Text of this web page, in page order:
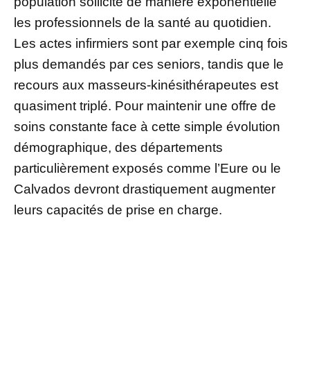
les professionnels de la santé au quotidien.
Les actes infirmiers sont par exemple cinq fois
plus demandés par ces seniors, tandis que le
recours aux masseurs-kinésithérapeutes est
quasiment triplé. Pour maintenir une offre de
soins constante face à cette simple évolution
démographique, des départements
particulièrement exposés comme l’Eure ou le
Calvados devront drastiquement augmenter
leurs capacités de prise en charge.